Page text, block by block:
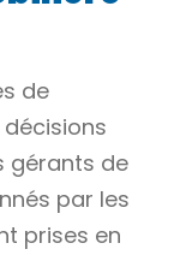
de
gérants de
par les
prises en